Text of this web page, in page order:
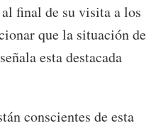
final de su visita a los
que la situación de
esta destacada
conscientes de esta